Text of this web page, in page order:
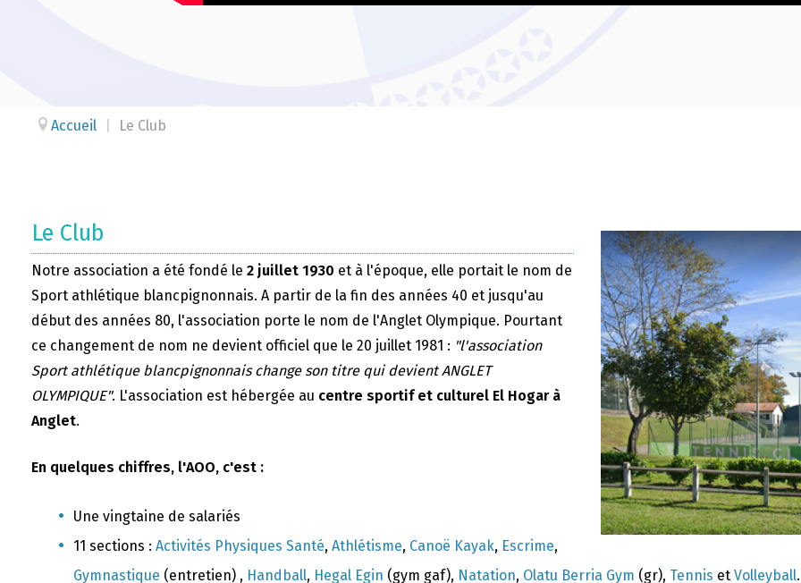
Accueil Le Club
Le Club
Notre association a été fondé le 2 juillet 1930 et à l'époque, elle portait le nom de
Sport athlétique blancpignonnais. A partir de la fin des années 40 et jusqu'au
début des années 80, l'association porte le nom de l'Anglet Olympique. Pourtant
ce changement de nom ne devient officiel que le 20 juillet 1981 : "l'association
Sport athlétique blancpignonnais change son titre qui devient ANGLET
OLYMPIQUE". L'association est hébergée au centre sportif et culturel El Hogar à
Anglet.
En quelques chiffres, l'AOO, c'est :
Une vingtaine de salariés
11 sections : Activités Physiques Santé, Athlétisme, Canoë Kayak, Escrime,
Gymnastique (entretien) , Handball, Hegal Egin (gym gaf), Natation, Olatu Berria Gym (gr), Tennis et Volleyball.